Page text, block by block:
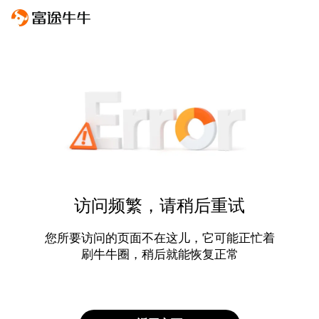
访问频繁，请稍后重试
您所要访问的页面不在这儿，它可能正忙着
刷牛牛圈，稍后就能恢复正常